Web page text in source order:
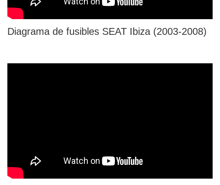
Diagrama de fusibles SEAT Ibiza (2003-2008)